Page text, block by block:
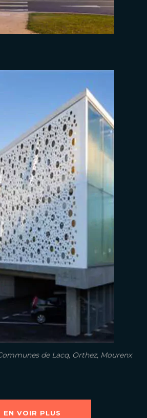
de Lacq, Orthez, Mourenx
EN VOIR PLUS